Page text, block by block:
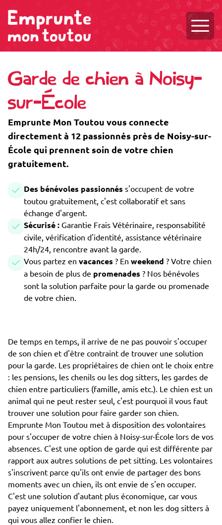
Garde de chien à Noisy-
sur-École
Emprunte Mon Toutou vous connecte
directement à 12 passionnés près de Noisy-sur-
École qui prennent soin de votre chien
gratuitement.
Des bénévoles passionnés s'occupent de votre
toutou gratuitement, c'est collaboratif et sans
échange d'argent.
Sécurisé : Garantie Frais Vétérinaire, responsabilité
civile, vérification d'identité, assistance vétérinaire
24h/24, rencontre avant la garde.
Vous partez en vacances ? En weekend ? Votre chien
a besoin de plus de promenades ? Nos bénévoles
sont la solution parfaite pour la garde ou promenade
de votre chien.
De temps en temps, il arrive de ne pas pouvoir s'occuper
de son chien et d'être contraint de trouver une solution
pour la garde. Les propriétaires de chien ont le choix entre
: les pensions, les chenils ou les dog sitters, les gardes de
chien entre particuliers (famille, amis etc.). Le chien est un
animal qui ne peut rester seul, c'est pourquoi il vous faut
trouver une solution pour faire garder son chien.
Emprunte Mon Toutou met à disposition des volontaires
pour s'occuper de votre chien à Noisy-sur-École lors de vos
absences. C'est une option de garde qui est différente par
rapport aux autres solutions de pet sitting. Les volontaires
s'inscrivent parce qu'ils ont envie de partager des bons
moments avec un chien, ils ont envie de s'en occuper.
C'est une solution d'autant plus économique, car vous
payez uniquement l'abonnement, et non les dog sitters à
qui vous allez confier le chien.